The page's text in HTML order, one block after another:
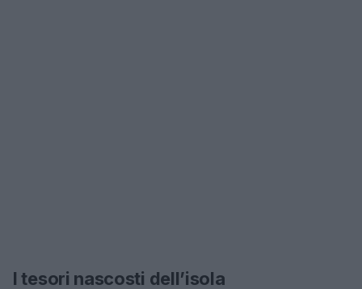
I tesori nascosti dell’isola